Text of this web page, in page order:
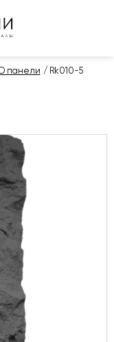
панели Rk010-5